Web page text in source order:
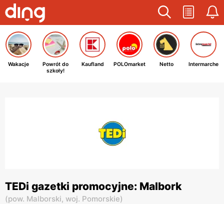
Wakacje
Powrót do
szkoły!
Kaufland POLOmarket Netto Intermarche
TEDi gazetki promocyjne: Malbork
(pow. Malborski, woj. Pomorskie)